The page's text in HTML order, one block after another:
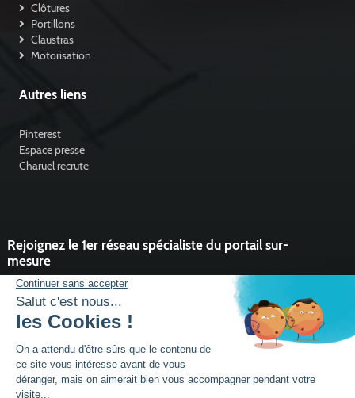
Clôtures
Portillons
Claustras
Motorisation
Autres liens
Pinterest
Espace presse
Charuel recrute
Rejoignez le 1er réseau spécialiste du portail sur-
mesure
Vous souhaitez développer l'activité portail de votre entreprise ?
Rejoindre un réseau dynamique, avec un service et des outils qui
font la différence ?
DEVENIR PARTENAIRE